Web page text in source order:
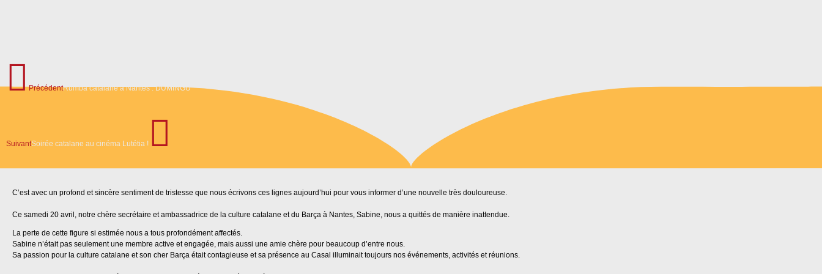
PrécédentRumba catalane à Nantes : DUMINGU
SuivantSoirée catalane au cinéma Lutétia !
C’est avec un profond et sincère sentiment de tristesse que nous écrivons ces lignes aujourd’hui pour vous informer d’une nouvelle très douloureuse.
Ce samedi 20 avril, notre chère secrétaire et ambassadrice de la culture catalane et du Barça à Nantes, Sabine, nous a quittés de manière inattendue.
La perte de cette figure si estimée nous a tous profondément affectés.
Sabine n’était pas seulement une membre active et engagée, mais aussi une amie chère pour beaucoup d’entre nous.
Sa passion pour la culture catalane et son cher Barça était contagieuse et sa présence au Casal illuminait toujours nos événements, activités et réunions.